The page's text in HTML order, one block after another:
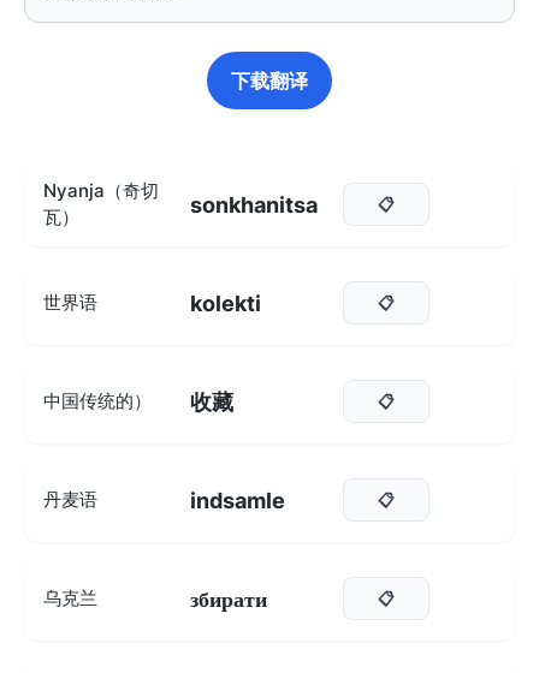
下载翻译
Nyanja（奇切
瓦）
sonkhanitsa 📋
世界语 kolekti 📋
中国传统的） 收藏 📋
丹麦语 indsamle 📋
乌克兰 збирати 📋